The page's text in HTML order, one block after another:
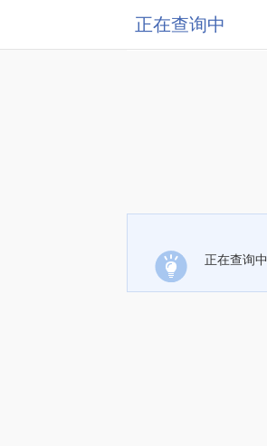
正在查询中
正在查询